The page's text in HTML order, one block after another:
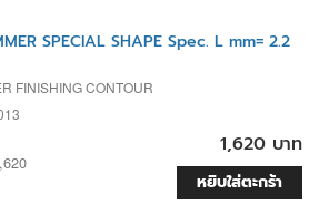
SPECIAL SHAPE Spec. L mm= 2.2
FINISHING CONTOUR
1,620 บาท
หยิบใส่ตะกร้า